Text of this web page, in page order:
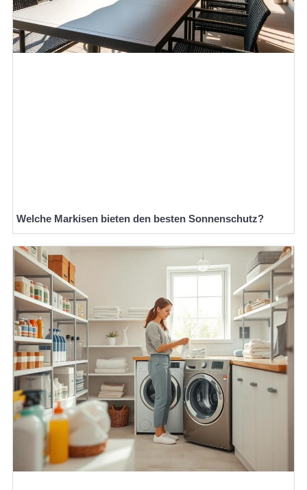
Welche Markisen bieten den besten Sonnenschutz?